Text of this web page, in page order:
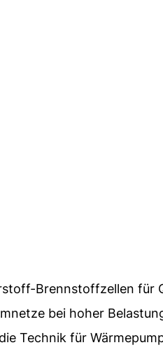
Brennstoffzellen für
bei hoher
Technik für